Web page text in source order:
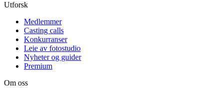
Utforsk
Medlemmer
Casting calls
Konkurranser
Leie av fotostudio
Nyheter og guider
Premium
Om oss